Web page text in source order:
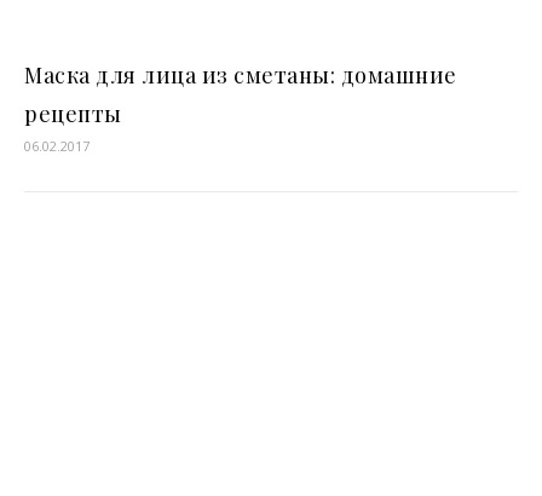
Маска для лица из сметаны: домашние
рецепты
06.02.2017